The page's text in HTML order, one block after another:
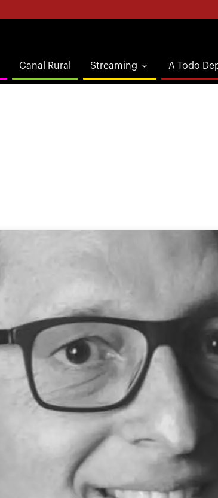
Canal Rural Streaming A Todo